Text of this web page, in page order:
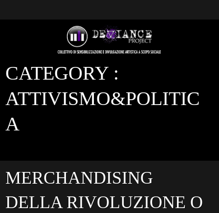
CATEGORY :
ATTIVISMO&POLITIC
A
MERCHANDISING
DELLA RIVOLUZIONE O